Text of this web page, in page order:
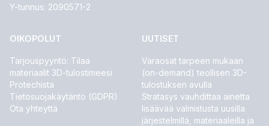
Y-tunnus: 2090571-2
OIKOPOLUT
Tarjouspyyntö: Tilaa
materiaalit 3D-tulostimeesi
Protechista
Tietosuojakäytäntö (GDPR)
Ota yhteyttä
UUTISET
Varaosat tarpeen mukaan
(on-demand) teollisen 3D-
tulostuksen avulla
Stratasys vauhdittaa ainetta
lisäävää valmistusta uusilla
järjestelmillä, materiaaleilla ja